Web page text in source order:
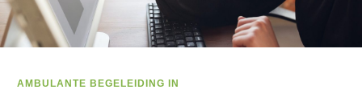
AMBULANTE BEGELEIDING IN